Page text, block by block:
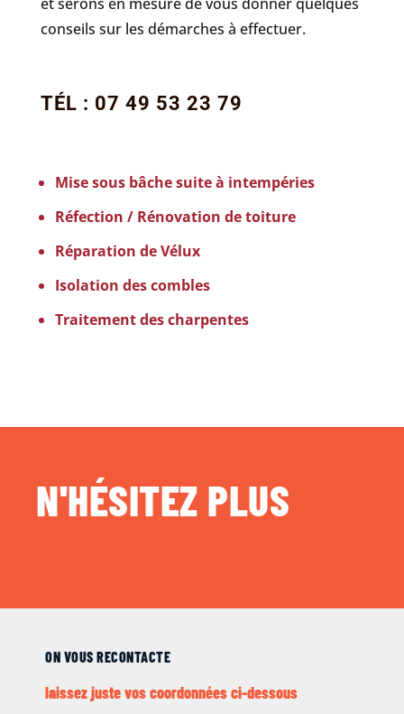
conseils sur les démarches à effectuer.
TÉL : 07 49 53 23 79
Mise sous bâche suite à intempéries
Réfection / Rénovation de toiture
Réparation de Vélux
Isolation des combles
Traitement des charpentes
N'HÉSITEZ PLUS
ON VOUS RECONTACTE
laissez juste vos coordonnées ci-dessous